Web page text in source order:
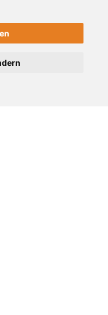
Dülken und